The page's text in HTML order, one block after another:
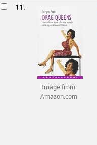
11.
Image from
Amazon.com